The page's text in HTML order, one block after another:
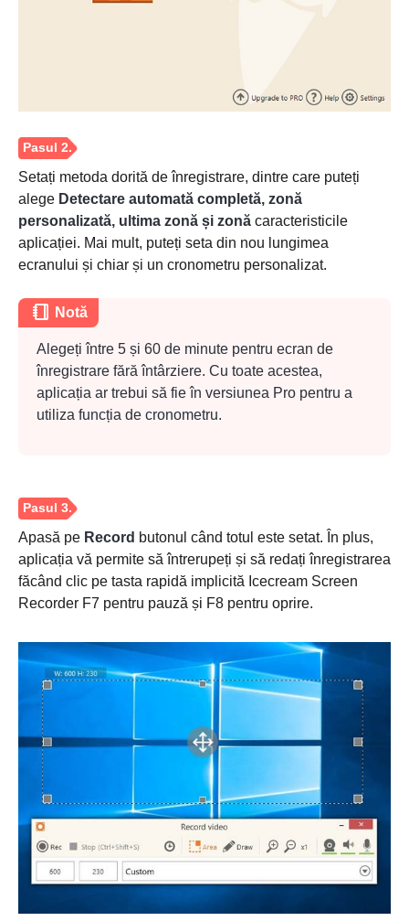
Pasul 1.
Pasul 2.
Setați metoda dorită de înregistrare, dintre care puteți
alege Detectare automată completă, zonă
personalizată, ultima zonă și zonă caracteristicile
aplicației. Mai mult, puteți seta din nou lungimea
ecranului și chiar și un cronometru personalizat.
Notă
Alegeți între 5 și 60 de minute pentru ecran de
înregistrare fără întârziere. Cu toate acestea,
aplicația ar trebui să fie în versiunea Pro pentru a
utiliza funcția de cronometru.
Apasă pe Record butonul când totul este setat. În plus,
aplicația vă permite să întrerupeți și să redați înregistrarea
făcând clic pe tasta rapidă implicită Icecream Screen
Recorder F7 pentru pauză și F8 pentru oprire.